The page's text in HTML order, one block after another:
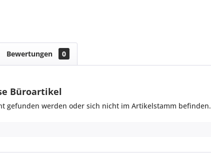
Bewertungen 0
Büroartikel
gefunden werden oder sich nicht im Artikelstamm befinden.